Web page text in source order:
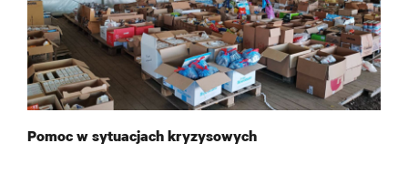
Pomoc w sytuacjach kryzysowych